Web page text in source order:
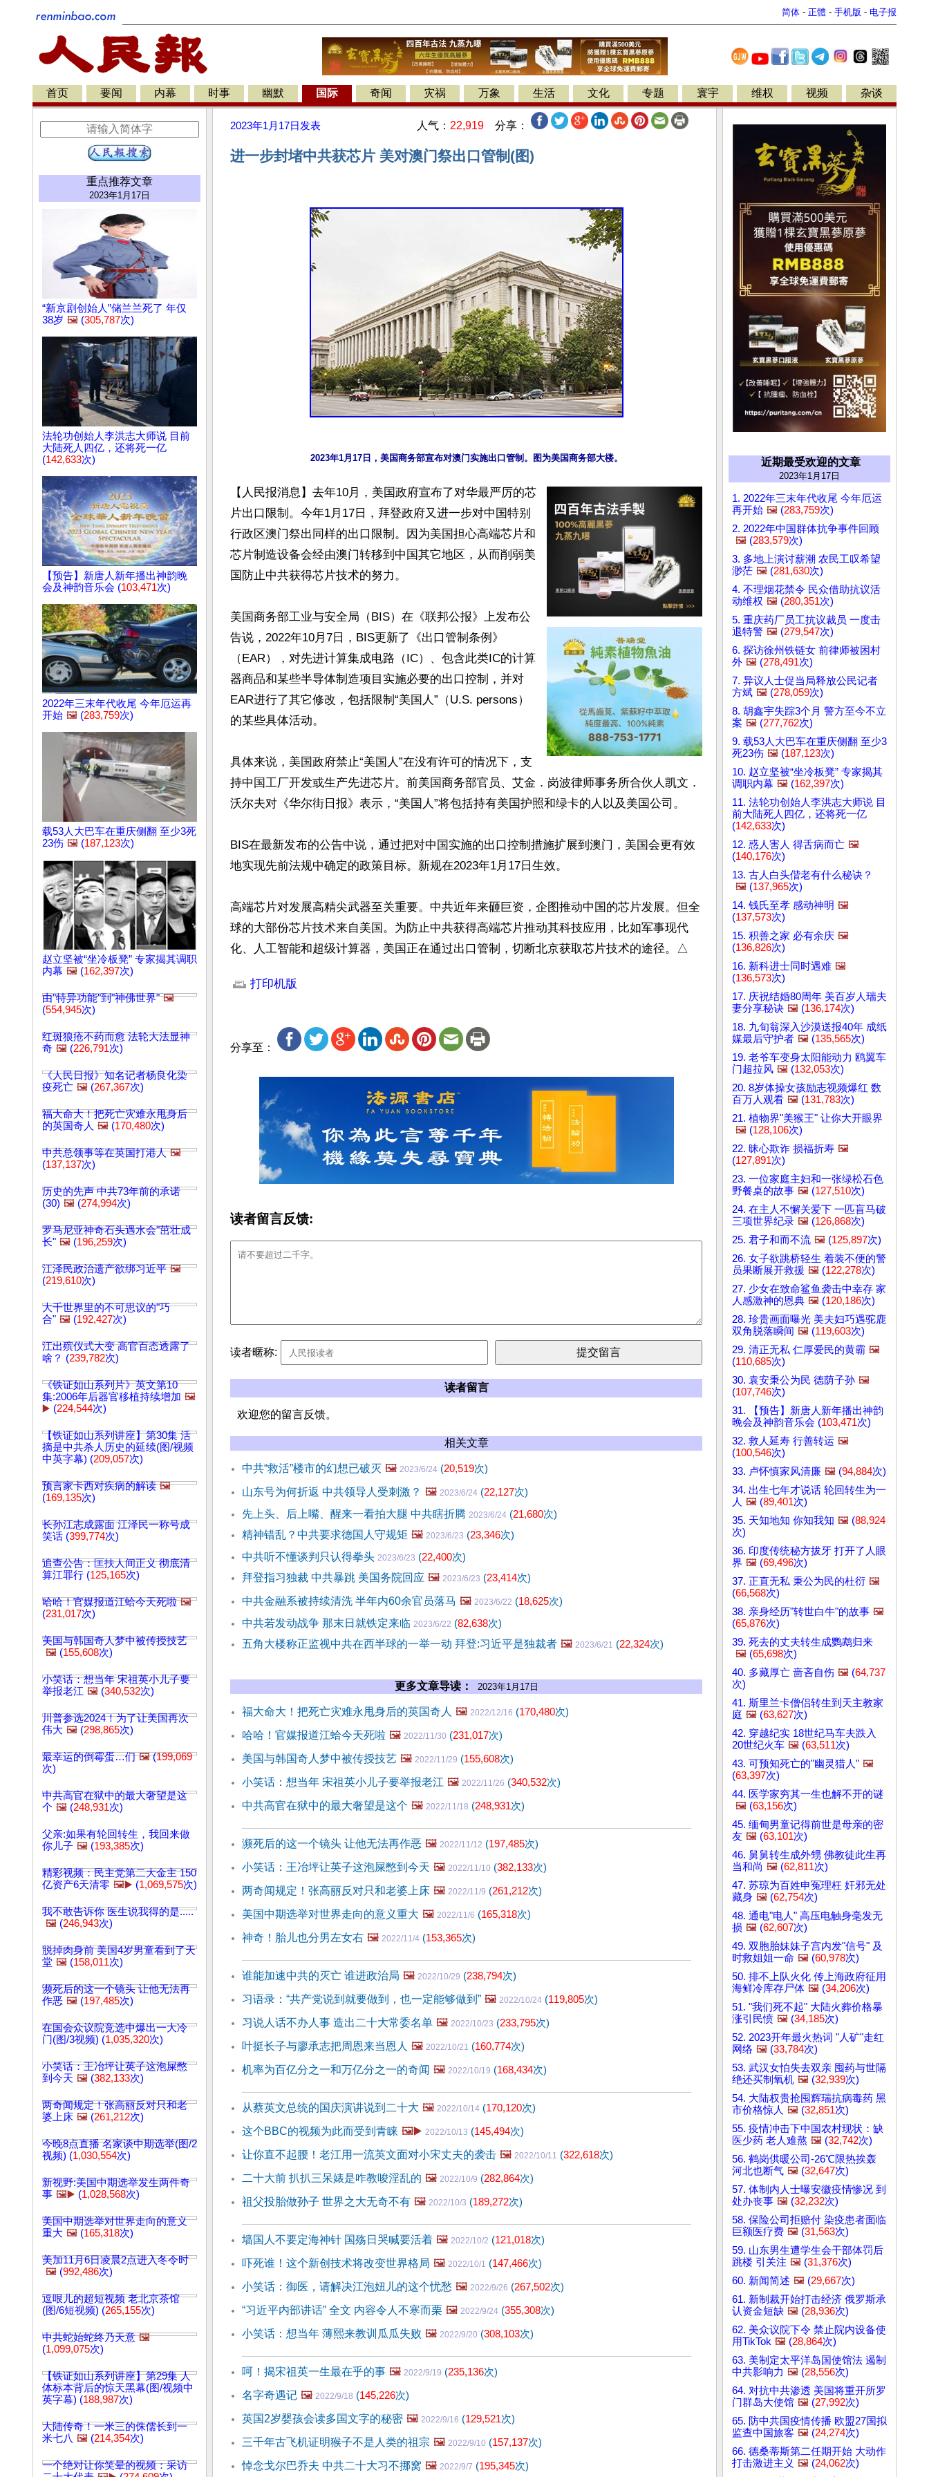
简体 - 正體 - 手机版 - 电子报
首页 要闻 内幕 时事 幽默 国际 奇闻 灾祸 万象 生活 文化 专题 寰宇 维权 视频 杂谈
重点推荐文章
2023年1月17日
“新京剧创始人”储兰兰死了 年仅
38岁 🖼️ (305,787次)
法轮功创始人李洪志大师说 目前
大陆死人四亿，还将死一亿
(142,633次)
【预告】新唐人新年播出神韵晚
会及神韵音乐会 (103,471次)
2022年三末年代收尾 今年厄运再
开始 🖼️ (283,759次)
载53人大巴车在重庆侧翻 至少3死
23伤 🖼️ (187,123次)
赵立坚被“坐冷板凳” 专家揭其调职
内幕 🖼️ (162,397次)
由"特异功能"到"神佛世界" 🖼️
(554,945次)
红斑狼疮不药而愈 法轮大法显神
奇 🖼️ (226,791次)
《人民日报》知名记者杨良化染
疫死亡 🖼️ (267,367次)
福大命大！把死亡灾难永甩身后
的英国奇人 🖼️ (170,480次)
中共总领事等在英国打港人 🖼️
(137,137次)
历史的先声 中共73年前的承诺
(30) 🖼️ (274,994次)
罗马尼亚神奇石头遇水会"茁壮成
长" 🖼️ (196,259次)
江泽民政治遗产欲绑习近平 🖼️
(219,610次)
大千世界里的不可思议的"巧
合" 🖼️ (192,427次)
江出殡仪式大变 高官百态透露了
啥？ (239,782次)
《铁证如山系列片》英文第10
集:2006年后器官移植持续增加 🖼️
▶️ (224,544次)
【铁证如山系列讲座】第30集 活
摘是中共杀人历史的延续(图/视频
中英字幕) (209,057次)
预言家卡西对疾病的解读 🖼️
(169,135次)
长孙江志成露面 江泽民一称号成
笑话 (399,774次)
追查公告：匡扶人间正义 彻底清
算江罪行 (125,165次)
哈哈！官媒报道江蛤今天死啦 🖼️
(231,017次)
美国与韩国奇人梦中被传授技艺
🖼️ (155,608次)
小笑话：想当年 宋祖英小儿子要
举报老江 🖼️ (340,532次)
川普参选2024！为了让美国再次
伟大 🖼️ (298,865次)
最幸运的倒霉蛋…们 🖼️(199,069
次)
中共高官在狱中的最大奢望是这
个 🖼️ (248,931次)
父亲:如果有轮回转生，我回来做
你儿子 🖼️ (193,385次)
精彩视频：民主党第二大金主 150
亿资产6天清零 🖼️▶️ (1,069,575次)
我不敢告诉你 医生说我得的是.....
🖼️ (246,943次)
脱掉肉身前 美国4岁男童看到了天
堂 🖼️ (158,011次)
濒死后的这一个镜头 让他无法再
作恶 🖼️ (197,485次)
在国会众议院竞选中爆出一大冷
门(图/3视频) (1,035,320次)
小笑话：王冶坪让英子这泡屎憋
到今天 🖼️ (382,133次)
两奇闻规定！张高丽反对只和老
婆上床 🖼️ (261,212次)
今晚8点直播 名家谈中期选举(图/2
视频) (1,030,554次)
新视野:美国中期选举发生两件奇
事 🖼️▶️ (1,028,568次)
美国中期选举对世界走向的意义
重大 🖼️ (165,318次)
美加11月6日凌晨2点进入冬令时
🖼️ (992,486次)
逗哏儿的超短视频 老北京茶馆
(图/6短视频) (265,155次)
中共蛇始蛇终乃天意 🖼️
(1,099,075次)
【铁证如山系列讲座】第29集 人
体标本背后的惊天黑幕(图/视频中
英字幕) (188,987次)
大陆传奇！一米三的侏儒长到一
米七八 🖼️ (214,354次)
一个绝对让你笑晕的视频：采访
2023年1月17日 发表 人气： 22,919 分享：
进一步封堵中共获芯片 美对澳门祭出口管制(图)
【人民报消息】去年10月，美国政府宣布了对华最严厉的芯
片出口限制。今年1月17日，拜登政府又进一步对中国特别
行政区澳门祭出同样的出口限制。因为美国担心高端芯片和
芯片制造设备会经由澳门转移到中国其它地区，从而削弱美
国防止中共获得芯片技术的努力。
美国商务部工业与安全局（BIS）在《联邦公报》上发布公
告说，2022年10月7日，BIS更新了《出口管制条例》
（EAR），对先进计算集成电路（IC）、包含此类IC的计算
器商品和某些半导体制造项目实施必要的出口控制，并对
EAR进行了其它修改，包括限制“美国人”（U.S. persons）
的某些具体活动。
具体来说，美国政府禁止“美国人”在没有许可的情况下，支
持中国工厂开发或生产先进芯片。前美国商务部官员、艾金．岗波律师事务所合伙人凯文．
沃尔夫对《华尔街日报》表示，“美国人”将包括持有美国护照和绿卡的人以及美国公司。
BIS在最新发布的公告中说，通过把对中国实施的出口控制措施扩展到澳门，美国会更有效
地实现先前法规中确定的政策目标。新规在2023年1月17日生效。
高端芯片对发展高精尖武器至关重要。中共近年来砸巨资，企图推动中国的芯片发展。但全
球的大部份芯片技术来自美国。为防止中共获得高端芯片推动其科技应用，比如军事现代
化、人工智能和超级计算器，美国正在通过出口管制，切断北京获取芯片技术的途径。△
打印机版
分享至：
读者留言反馈:
读者暱称:
读者留言
欢迎您的留言反馈。
相关文章
中共“救活”楼市的幻想已破灭 🖼️ 2023/6/24 (20,519次)
山东号为何折返 中共领导人受刺激？ 🖼️ 2023/6/24 (22,127次)
先上头、后上嘴、醒来一看拍大腿 中共瞎折腾 2023/6/24 (21,680次)
精神错乱？中共要求德国人守规矩 🖼️ 2023/6/23 (23,346次)
中共听不懂谈判只认得拳头 2023/6/23 (22,400次)
拜登指习独裁 中共暴跳 美国务院回应 🖼️ 2023/6/23 (23,414次)
中共金融系被持续清洗 半年内60余官员落马 🖼️ 2023/6/22 (18,625次)
中共若发动战争 那末日就铁定来临 2023/6/22 (82,638次)
五角大楼称正监视中共在西半球的一举一动 拜登:习近平是独裁者 🖼️ 2023/6/21 (22,324次)
更多文章导读： 2023年1月17日
福大命大！把死亡灾难永甩身后的英国奇人 🖼️ 2022/12/16 (170,480次)
哈哈！官媒报道江蛤今天死啦 🖼️ 2022/11/30 (231,017次)
美国与韩国奇人梦中被传授技艺 🖼️ 2022/11/29 (155,608次)
小笑话：想当年 宋祖英小儿子要举报老江 🖼️ 2022/11/26 (340,532次)
中共高官在狱中的最大奢望是这个 🖼️ 2022/11/18 (248,931次)
濒死后的这一个镜头 让他无法再作恶 🖼️ 2022/11/12 (197,485次)
小笑话：王冶坪让英子这泡屎憋到今天 🖼️ 2022/11/10 (382,133次)
两奇闻规定！张高丽反对只和老婆上床 🖼️ 2022/11/9 (261,212次)
美国中期选举对世界走向的意义重大 🖼️ 2022/11/6 (165,318次)
神奇！胎儿也分男左女右 🖼️ 2022/11/4 (153,365次)
谁能加速中共的灭亡 谁进政治局 🖼️ 2022/10/29 (238,794次)
习语录：“共产党说到就要做到，也一定能够做到” 🖼️ 2022/10/24 (119,805次)
习说人话不办人事 造出二十大常委名单 🖼️ 2022/10/23 (233,795次)
叶挺长子与廖承志把周恩来当恩人 🖼️ 2022/10/21 (160,774次)
机率为百亿分之一和万亿分之一的奇闻 🖼️ 2022/10/19 (168,434次)
从蔡英文总统的国庆演讲说到二十大 🖼️ 2022/10/14 (170,120次)
这个BBC的视频为此而受到青睐 🖼️▶️ 2022/10/13 (145,494次)
让你直不起腰！老江用一流英文面对小宋丈夫的袭击 🖼️ 2022/10/11 (322,618次)
二十大前 扒扒三呆婊是咋教唆淫乱的 🖼️ 2022/10/9 (282,864次)
祖父投胎做孙子 世界之大无奇不有 🖼️ 2022/10/3 (189,272次)
墙国人不要定海神针 国殇日哭喊要活着 🖼️ 2022/10/2 (121,018次)
吓死谁！这个新创技术将改变世界格局 🖼️ 2022/10/1 (147,466次)
小笑话：御医，请解决江泡妞儿的这个忧愁 🖼️ 2022/9/26 (267,502次)
“习近平内部讲话” 全文 内容令人不寒而栗 🖼️ 2022/9/24 (355,308次)
小笑话：想当年 薄熙来教训瓜瓜失败 🖼️ 2022/9/20 (308,103次)
呵！揭宋祖英一生最在乎的事 🖼️ 2022/9/19 (235,136次)
名字奇遇记 🖼️ 2022/9/18 (145,226次)
英国2岁婴孩会读多国文字的秘密 🖼️ 2022/9/16 (129,521次)
三千年古飞机证明猴子不是人类的祖宗 🖼️ 2022/9/10 (157,137次)
悼念戈尔巴乔夫 中共二十大习不挪窝 🖼️ 2022/9/7 (195,345次)
近期最受欢迎的文章
2023年1月17日
1. 2022年三末年代收尾 今年厄运
再开始 🖼️ (283,759次)
2. 2022年中国群体抗争事件回顾
🖼️ (283,579次)
3. 多地上演讨薪潮 农民工叹希望
渺茫 🖼️ (281,630次)
4. 不理烟花禁令 民众借助抗议活
动维权 🖼️ (280,351次)
5. 重庆药厂员工抗议裁员 一度击
退特警 🖼️ (279,547次)
6. 探访徐州铁链女 前律师被困村
外 🖼️ (278,491次)
7. 异议人士促当局释放公民记者
方斌 🖼️ (278,059次)
8. 胡鑫宇失踪3个月 警方至今不立
案 🖼️ (277,762次)
9. 载53人大巴车在重庆侧翻 至少3
死23伤 🖼️ (187,123次)
10. 赵立坚被“坐冷板凳” 专家揭其
调职内幕 🖼️ (162,397次)
11. 法轮功创始人李洪志大师说 目
前大陆死人四亿，还将死一亿
(142,633次)
12. 惑人害人 得舌病而亡 🖼️
(140,176次)
13. 古人白头偕老有什么秘诀？
🖼️ (137,965次)
14. 钱氏至孝 感动神明 🖼️
(137,573次)
15. 积善之家 必有余庆 🖼️
(136,826次)
16. 新科进士同时遇难 🖼️
(136,573次)
17. 庆祝结婚80周年 美百岁人瑞夫
妻分享秘诀 🖼️ (136,174次)
18. 九旬翁深入沙漠送报40年 成纸
媒最后守护者 🖼️ (135,565次)
19. 老爷车变身太阳能动力 鸥翼车
门超拉风 🖼️ (132,053次)
20. 8岁体操女孩励志视频爆红 数
百万人观看 🖼️ (131,783次)
21. 植物界"美猴王" 让你大开眼界
🖼️ (128,106次)
22. 昧心欺诈 损福折寿 🖼️
(127,891次)
23. 一位家庭主妇和一张绿松石色
野餐桌的故事 🖼️ (127,510次)
24. 在主人不懈关爱下 一匹盲马破
三项世界纪录 🖼️ (126,868次)
25. 君子和而不流 🖼️ (125,897次)
26. 女子欲跳桥轻生 着装不便的警
员果断展开救援 🖼️ (122,278次)
27. 少女在致命鲨鱼袭击中幸存 家
人感激神的恩典 🖼️ (120,186次)
28. 珍贵画面曝光 美夫妇巧遇驼鹿
双角脱落瞬间 🖼️ (119,603次)
29. 清正无私 仁厚爱民的黄霸 🖼️
(110,685次)
30. 袁安秉公为民 德荫子孙 🖼️
(107,746次)
31. 【预告】新唐人新年播出神韵
晚会及神韵音乐会 (103,471次)
32. 救人延寿 行善转运 🖼️
(100,546次)
33. 卢怀慎家风清廉 🖼️ (94,884次)
34. 出生七年才说话 轮回转生为一
人 🖼️ (89,401次)
35. 天知地知 你知我知 🖼️ (88,924
次)
36. 印度传统秘方拔牙 打开了人眼
界 🖼️ (69,496次)
37. 正直无私 秉公为民的杜衍 🖼️
(66,568次)
38. 亲身经历"转世白牛"的故事 🖼️
(65,876次)
39. 死去的丈夫转生成鹦鹉归来
🖼️ (65,698次)
40. 多藏厚亡 啬吝自伤 🖼️ (64,737
次)
41. 斯里兰卡僧侣转生到天主教家
庭 🖼️ (63,627次)
42. 穿越纪实 18世纪马车夫跌入
20世纪火车 🖼️ (63,511次)
43. 可预知死亡的"幽灵猎人" 🖼️
(63,397次)
44. 医学家穷其一生也解不开的谜
🖼️ (63,156次)
45. 缅甸男童记得前世是母亲的密
友 🖼️ (63,101次)
46. 舅舅转生成外甥 佛教徒此生再
当和尚 🖼️ (62,811次)
47. 苏琼为百姓申冤理枉 奸邪无处
藏身 🖼️ (62,754次)
48. 通电"电人" 高压电触身毫发无
损 🖼️ (62,607次)
49. 双胞胎妹妹子宫内发"信号" 及
时救姐姐一命 🖼️ (60,978次)
50. 排不上队火化 传上海政府征用
海鲜冷库存尸体 🖼️ (34,206次)
51. "我们死不起" 大陆火葬价格暴
涨引民愤 🖼️ (34,185次)
52. 2023开年最火热词 "人矿"走红
网络 🖼️ (33,784次)
53. 武汉女怕失去双亲 囤药与世隔
绝还买制氧机 🖼️ (32,939次)
54. 大陆权贵抢囤辉瑞抗病毒药 黑
市价格惊人 🖼️ (32,851次)
55. 疫情冲击下中国农村现状：缺
医少药 老人难熬 🖼️ (32,742次)
56. 鹤岗供暖公司-26℃限热挨轰
河北也断气 🖼️ (32,647次)
57. 体制内人士曝安徽疫情惨况 到
处办丧事 🖼️ (32,232次)
58. 保险公司拒赔付 染疫患者面临
巨额医疗费 🖼️ (31,563次)
59. 山东男生遭学生会干部体罚后
跳楼 引关注 🖼️ (31,376次)
60. 新闻简述 🖼️ (29,667次)
61. 新制裁开始打击经济 俄罗斯承
认资金短缺 🖼️ (28,936次)
62. 美众议院下令 禁止院内设备使
用TikTok 🖼️ (28,864次)
63. 美制定太平洋岛国使馆法 遏制
中共影响力 🖼️ (28,556次)
64. 对抗中共渗透 美国将重开所罗
门群岛大使馆 🖼️ (27,992次)
65. 防中共国疫情传播 欧盟27国拟
监查中国旅客 🖼️ (24,274次)
66. 德桑蒂斯第二任期开始 大动作
打击激进主义 🖼️ (24,062次)